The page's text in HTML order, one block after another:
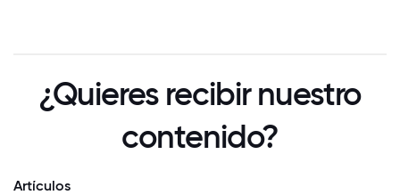
¿Quieres recibir nuestro
contenido?
Artículos